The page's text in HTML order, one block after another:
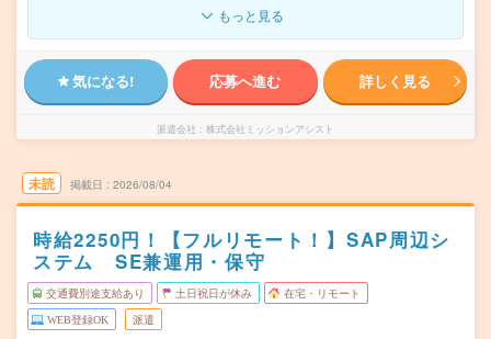
もっと見る
気になる! 応募へ進む 詳しく見る
派遣会社 株式会社ミッションアシスト
未読 掲載日 2026/08/04
時給2250円！【フルリモート！】SAP周辺シ
ステム SE兼運用・保守
交通費別途支給あり 土日祝日が休み 在宅・リモート
WEB登録OK 派遣